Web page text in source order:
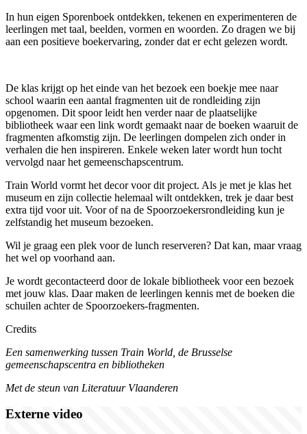
In hun eigen Sporenboek ontdekken, tekenen en experimenteren de
leerlingen met taal, beelden, vormen en woorden. Zo dragen we bij
aan een positieve boekervaring, zonder dat er echt gelezen wordt.
De klas krijgt op het einde van het bezoek een boekje mee naar
school waarin een aantal fragmenten uit de rondleiding zijn
opgenomen. Dit spoor leidt hen verder naar de plaatselijke
bibliotheek waar een link wordt gemaakt naar de boeken waaruit de
fragmenten afkomstig zijn. De leerlingen dompelen zich onder in
verhalen die hen inspireren. Enkele weken later wordt hun tocht
vervolgd naar het gemeenschapscentrum.
Train World vormt het decor voor dit project. Als je met je klas het
museum en zijn collectie helemaal wilt ontdekken, trek je daar best
extra tijd voor uit. Voor of na de Spoorzoekersrondleiding kun je
zelfstandig het museum bezoeken.
Wil je graag een plek voor de lunch reserveren? Dat kan, maar vraag
het wel op voorhand aan.
Je wordt gecontacteerd door de lokale bibliotheek voor een bezoek
met jouw klas. Daar maken de leerlingen kennis met de boeken die
schuilen achter de Spoorzoekers-fragmenten.
Credits
Een samenwerking tussen Train World, de Brusselse
gemeenschapscentra en bibliotheken
Met de steun van Literatuur Vlaanderen
Externe video